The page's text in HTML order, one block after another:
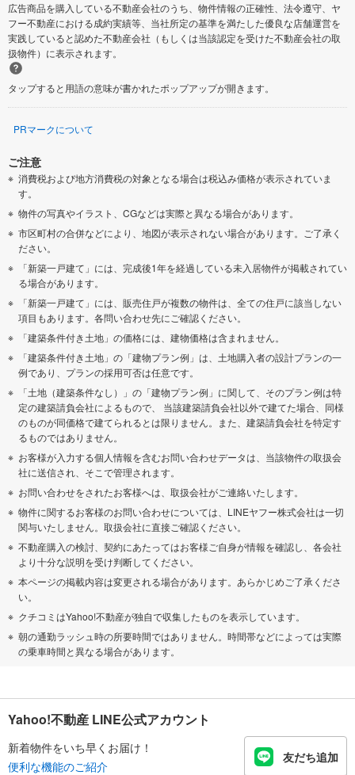
広告商品を購入している不動産会社のうち、物件情報の正確性、法令遵守、ヤ
フー不動産における成約実績等、当社所定の基準を満たした優良な店舗運営を
実践していると認めた不動産会社（もしくは当該認定を受けた不動産会社の取
扱物件）に表示されます。
タップすると用語の意味が書かれたポップアップが開きます。
PRマークについて
ご注意
消費税および地方消費税の対象となる場合は税込み価格が表示されていま
す。
物件の写真やイラスト、CGなどは実際と異なる場合があります。
市区町村の合併などにより、地図が表示されない場合があります。ご了承く
ださい。
「新築一戸建て」には、完成後1年を経過している未入居物件が掲載されてい
る場合があります。
「新築一戸建て」には、販売住戸が複数の物件は、全ての住戸に該当しない
項目もあります。各問い合わせ先にご確認ください。
「建築条件付き土地」の価格には、建物価格は含まれません。
「建築条件付き土地」の「建物プラン例」は、土地購入者の設計プランの一
例であり、プランの採用可否は任意です。
「土地（建築条件なし）」の「建物プラン例」に関して、そのプラン例は特
定の建築請負会社によるもので、 当該建築請負会社以外で建てた場合、同様
のものが同価格で建てられるとは限りません。また、建築請負会社を特定す
るものではありません。
お客様が入力する個人情報を含むお問い合わせデータは、当該物件の取扱会
社に送信され、そこで管理されます。
お問い合わせをされたお客様へは、取扱会社がご連絡いたします。
物件に関するお客様のお問い合わせについては、LINEヤフー株式会社は一切
関与いたしません。取扱会社に直接ご確認ください。
不動産購入の検討、契約にあたってはお客様ご自身が情報を確認し、各会社
より十分な説明を受け判断してください。
本ページの掲載内容は変更される場合があります。あらかじめご了承くださ
い。
クチコミはYahoo!不動産が独自で収集したものを表示しています。
朝の通勤ラッシュ時の所要時間ではありません。時間帯などによっては実際
の乗車時間と異なる場合があります。
Yahoo!不動産 LINE公式アカウント
新着物件をいち早くお届け！
便利な機能のご紹介
友だち追加